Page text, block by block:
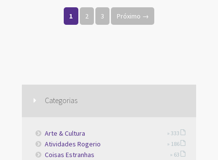
Paginação de posts
1 2 3 Próximo →
Categorias
Arte & Cultura » 333
Atividades Rogerio » 186
Coisas Estranhas » 63